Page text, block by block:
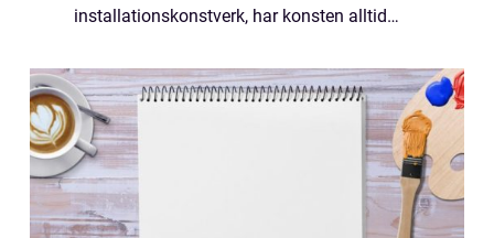
installationskonstverk, har konsten alltid
förmedla känslor. Men vad innebär
egentligen ”o...